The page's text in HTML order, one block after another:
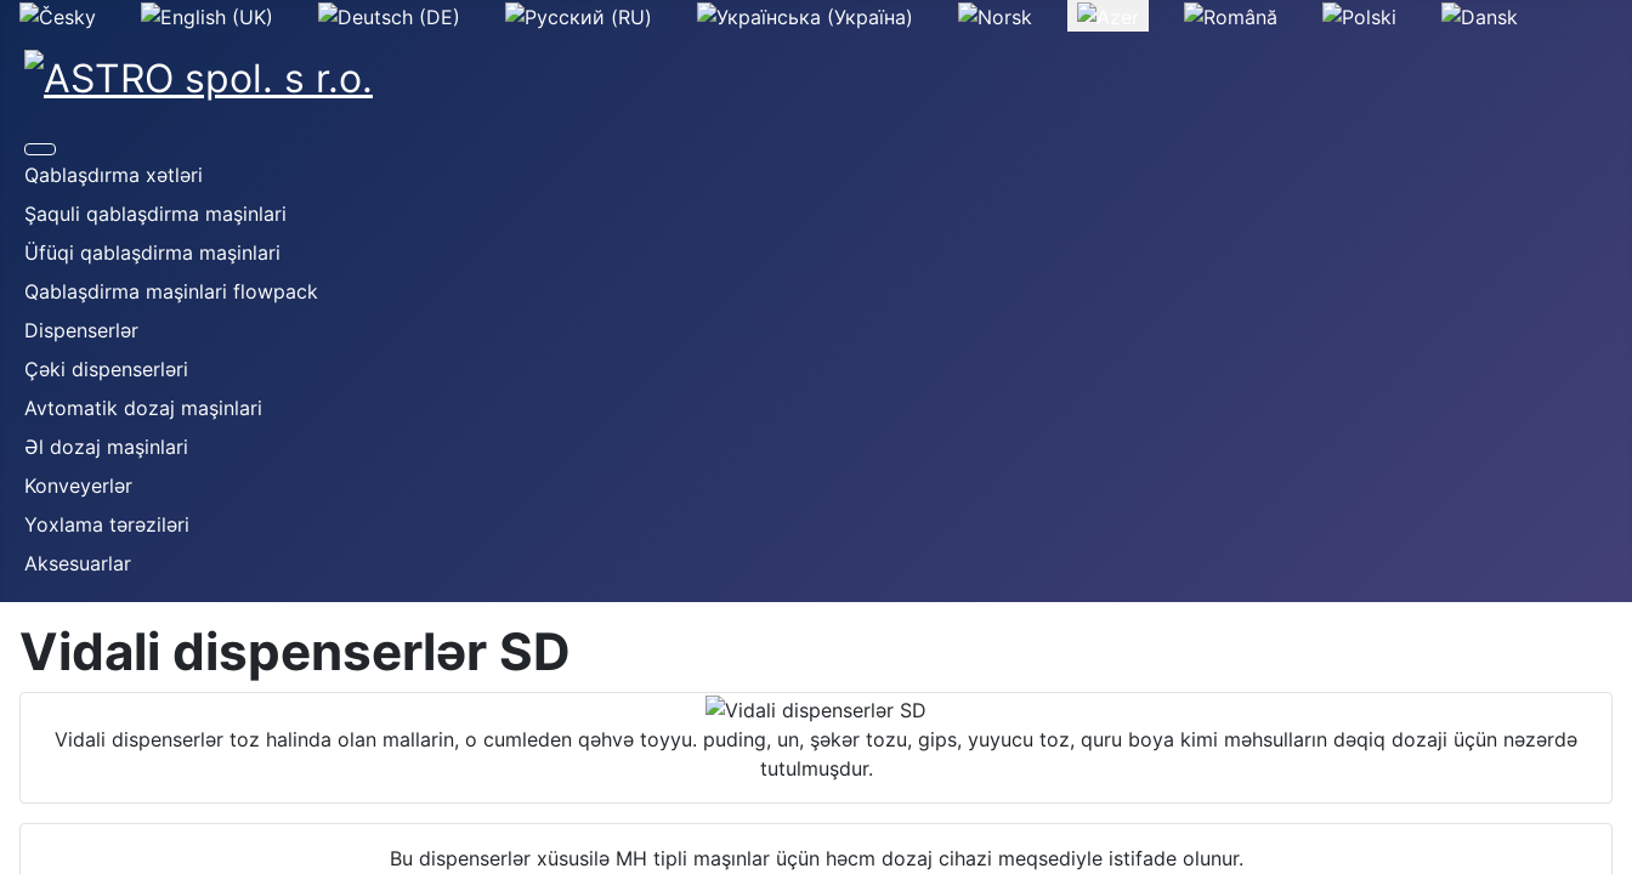
Select your language
Qablaşdırma xətləri
Şaquli qablaşdirma maşinlari
Üfüqi qablaşdirma maşinlari
Qablaşdirma maşinlari flowpack
Dispenserlər
Çəki dispenserləri
Avtomatik dozaj maşinlari
Əl dozaj maşinlari
Konveyerlər
Yoxlama tərəziləri
Aksesuarlar
Vidali dispenserlər SD
Vidali dispenserlər toz halinda olan mallarin, o cumleden qəhvə toyyu. puding, un, şəkər tozu, gips, yuyucu toz, quru boya kimi məhsulların dəqiq dozaji üçün nəzərdə
tutulmuşdur.
Bu dispenserlər xüsusilə MH tipli maşınlar üçün həcm dozaj cihazi meqsediyle istifade olunur.